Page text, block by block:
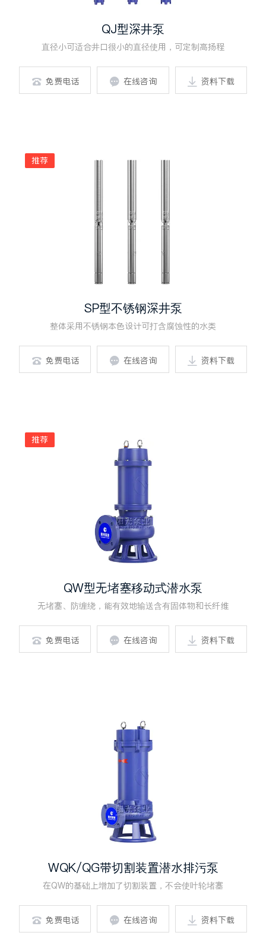
QJ型深井泵
直径小可适合井口很小的直径使用，可定制高扬程
 免费电话  在线咨询  资料下载
推荐
SP型不锈钢深井泵
整体采用不锈钢本色设计可打含腐蚀性的水类
 免费电话  在线咨询  资料下载
推荐
QW型无堵塞移动式潜水泵
无堵塞、防缠绕，能有效地输送含有固体物和长纤维
 免费电话  在线咨询  资料下载
WQK/QG带切割装置潜水排污泵
在QW的基础上增加了切割装置，不会使叶轮堵塞
 免费电话  在线咨询  资料下载